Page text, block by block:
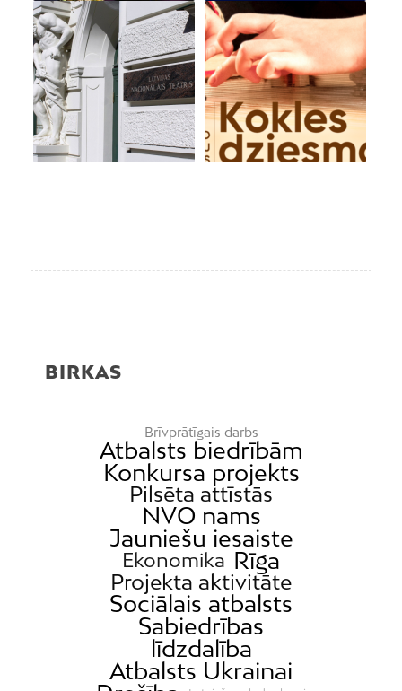
BIRKAS
Brīvprātīgais darbs
Atbalsts biedrībām
Konkursa projekts
Pilsēta attīstās
NVO nams
Jauniešu iesaiste
Ekonomika Rīga
Projekta aktivitāte
Sociālais atbalsts
Sabiedrības
līdzdalība
Atbalsts Ukrainai